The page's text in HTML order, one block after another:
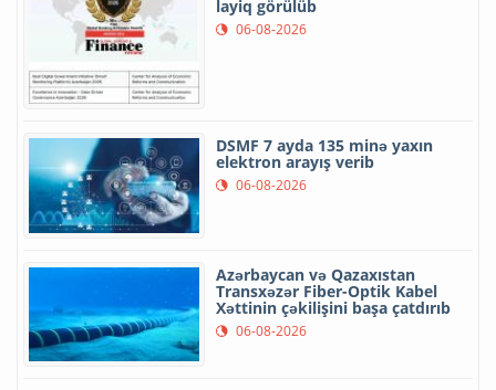
layiq görülüb
06-08-2026
DSMF 7 ayda 135 minə yaxın
elektron arayış verib
06-08-2026
Azərbaycan və Qazaxıstan
Transxəzər Fiber-Optik Kabel
Xəttinin çəkilişini başa çatdırıb
06-08-2026